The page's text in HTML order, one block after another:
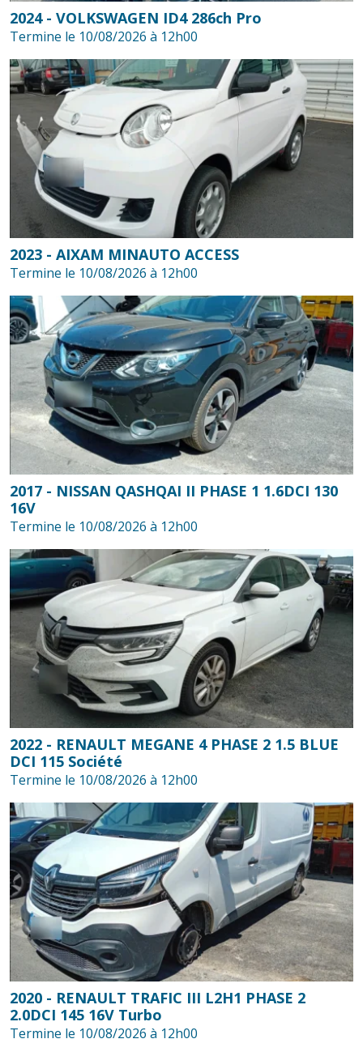
2024 - VOLKSWAGEN ID4 286ch Pro
Termine le 10/08/2026 à 12h00
2023 - AIXAM MINAUTO ACCESS
Termine le 10/08/2026 à 12h00
2017 - NISSAN QASHQAI II PHASE 1 1.6DCI 130
16V
Termine le 10/08/2026 à 12h00
2022 - RENAULT MEGANE 4 PHASE 2 1.5 BLUE
DCI 115 Société
Termine le 10/08/2026 à 12h00
2020 - RENAULT TRAFIC III L2H1 PHASE 2
2.0DCI 145 16V Turbo
Termine le 10/08/2026 à 12h00